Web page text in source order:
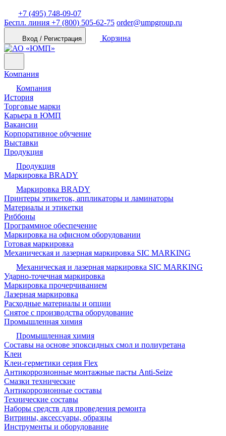
+7 (495) 748-09-07
Беспл. линия +7 (800) 505-62-75 order@umpgroup.ru
Вход / Регистрация Корзина
Компания
Компания
История
Торговые марки
Карьера в ЮМП
Вакансии
Корпоративное обучение
Выставки
Продукция
Продукция
Маркировка BRADY
Маркировка BRADY
Принтеры этикеток, аппликаторы и ламинаторы
Материалы и этикетки
Риббоны
Программное обеспечение
Маркировка на офисном оборудовании
Готовая маркировка
Механическая и лазерная маркировка SIC MARKING
Механическая и лазерная маркировка SIC MARKING
Ударно-точечная маркировка
Маркировка прочерчиванием
Лазерная маркировка
Расходные материалы и опции
Снятое с производства оборудование
Промышленная химия
Промышленная химия
Составы на основе эпоксидных смол и полиуретана
Клеи
Клеи-герметики серия Flex
Антикоррозионные монтажные пасты Anti-Seize
Смазки технические
Антикоррозионные составы
Технические составы
Наборы средств для проведения ремонта
Витрины, аксессуары, образцы
Инструменты и оборудование